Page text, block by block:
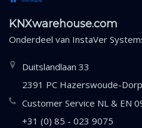
KNXwarehouse.com
Onderdeel van InstaVer
Duitslandlaan 33
2391 PC Hazerswoude-Dorp
Customer Service NL & EN
+31 (0) 85 - 023 9075